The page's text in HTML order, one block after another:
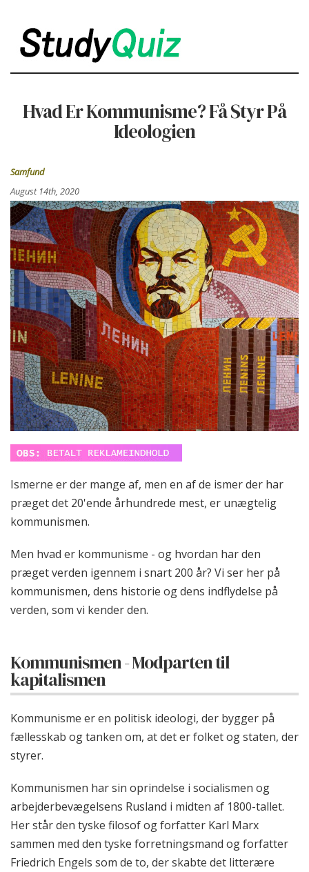
Hvad Er Kommunisme? Få Styr På
Ideologien
Samfund
August 14th, 2020
Ismerne er der mange af, men en af de ismer der har
præget det 20'ende århundrede mest, er unægtelig
kommunismen.
Men hvad er kommunisme - og hvordan har den
præget verden igennem i snart 200 år? Vi ser her på
kommunismen, dens historie og dens indflydelse på
verden, som vi kender den.
Kommunismen - Modparten til
kapitalismen
Kommunisme er en politisk ideologi, der bygger på
fællesskab og tanken om, at det er folket og staten, der
styrer.
Kommunismen har sin oprindelse i socialismen og
arbejderbevægelsens Rusland i midten af 1800-tallet.
Her står den tyske filosof og forfatter Karl Marx
sammen med den tyske forretningsmand og forfatter
Friedrich Engels som de to, der skabte det litterære